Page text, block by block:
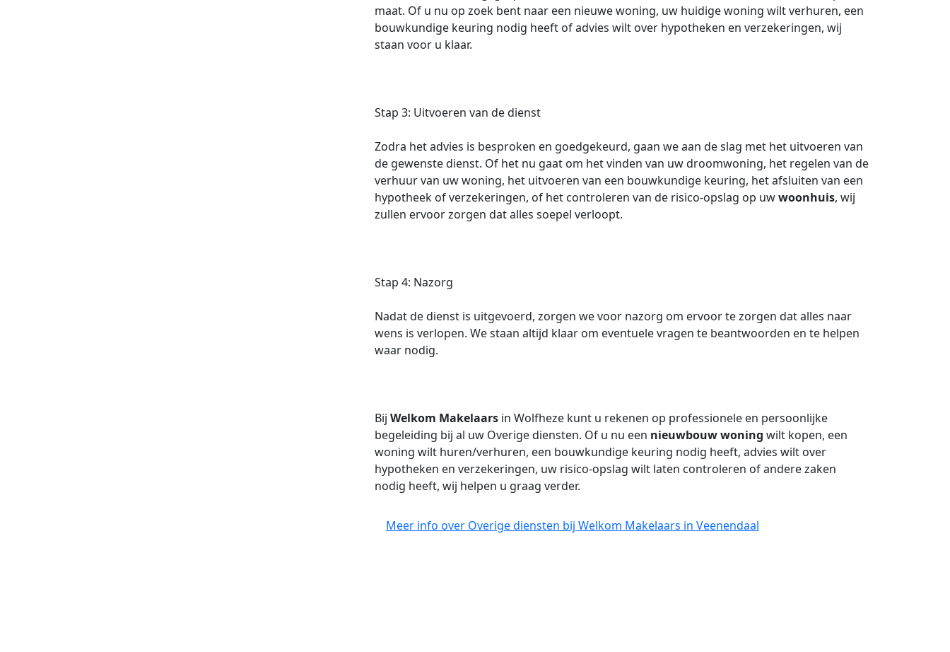
maat. Of u nu op zoek bent naar een nieuwe woning, uw huidige woning wilt verhuren, een
bouwkundige keuring nodig heeft of advies wilt over hypotheken en verzekeringen, wij
staan voor u klaar.
Stap 3: Uitvoeren van de dienst
Zodra het advies is besproken en goedgekeurd, gaan we aan de slag met het uitvoeren van
de gewenste dienst. Of het nu gaat om het vinden van uw droomwoning, het regelen van de
verhuur van uw woning, het uitvoeren van een bouwkundige keuring, het afsluiten van een
hypotheek of verzekeringen, of het controleren van de risico-opslag op uwwoonhuis, wij
zullen ervoor zorgen dat alles soepel verloopt.
Stap 4: Nazorg
Nadat de dienst is uitgevoerd, zorgen we voor nazorg om ervoor te zorgen dat alles naar
wens is verlopen. We staan altijd klaar om eventuele vragen te beantwoorden en te helpen
waar nodig.
Bij Welkom Makelaars in Wolfheze kunt u rekenen op professionele en persoonlijke
begeleiding bij al uw Overige diensten. Of u nu een nieuwbouw woning wilt kopen, een
woning wilt huren/verhuren, een bouwkundige keuring nodig heeft, advies wilt over
hypotheken en verzekeringen, uw risico-opslag wilt laten controleren of andere zaken
nodig heeft, wij helpen u graag verder.
Meer info over Overige diensten bij Welkom Makelaars in Veenendaal